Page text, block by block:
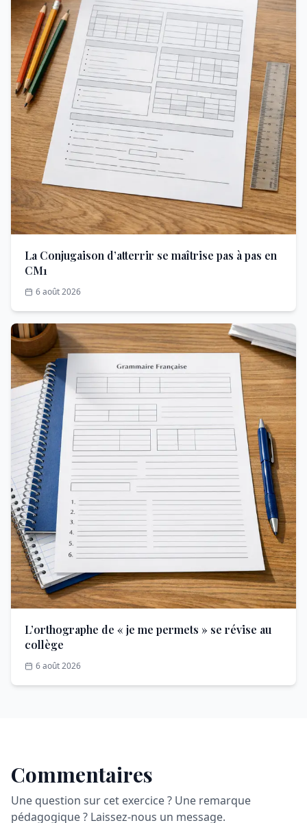
La Conjugaison d’atterrir se maîtrise pas à pas en
CM1
6 août 2026
L’orthographe de « je me permets » se révise au
collège
6 août 2026
Commentaires
Une question sur cet exercice ? Une remarque
pédagogique ? Laissez-nous un message.